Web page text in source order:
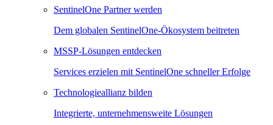
SentinelOne Partner werden
Dem globalen SentinelOne-Ökosystem beitreten
MSSP-Lösungen entdecken
Services erzielen mit SentinelOne schneller Erfolge
Technologieallianz bilden
Integrierte, unternehmensweite Lösungen